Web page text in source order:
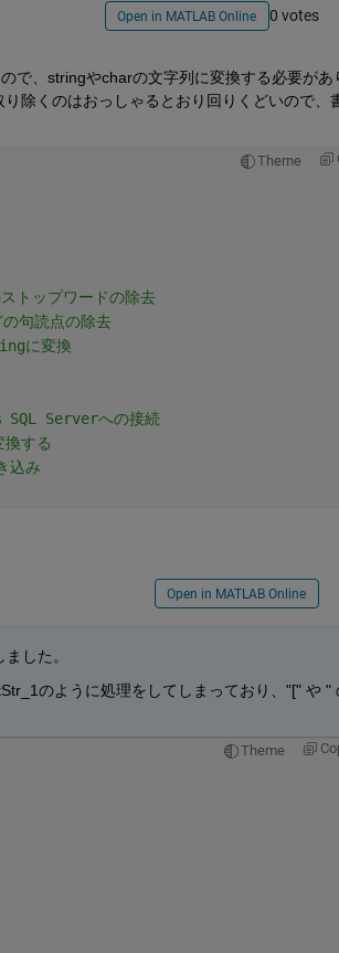
Open in MATLAB Online 0 votes
で、stringやcharの文字列に変換する必要があ
除くのはおっしゃるとおり回りくどいので、
Theme
トップワードの除去
句読点の除去
に変換
SQL Serverへの接続
換する
込み
Open in MATLAB Online
した。
のように処理をしてしまっており、"[" や "
Theme